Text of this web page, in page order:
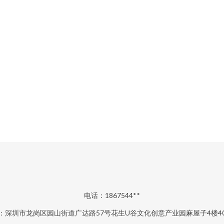
电话：1867544**
深圳市龙岗区园山街道广达路57号花生U谷文化创意产业园麻屋子4楼